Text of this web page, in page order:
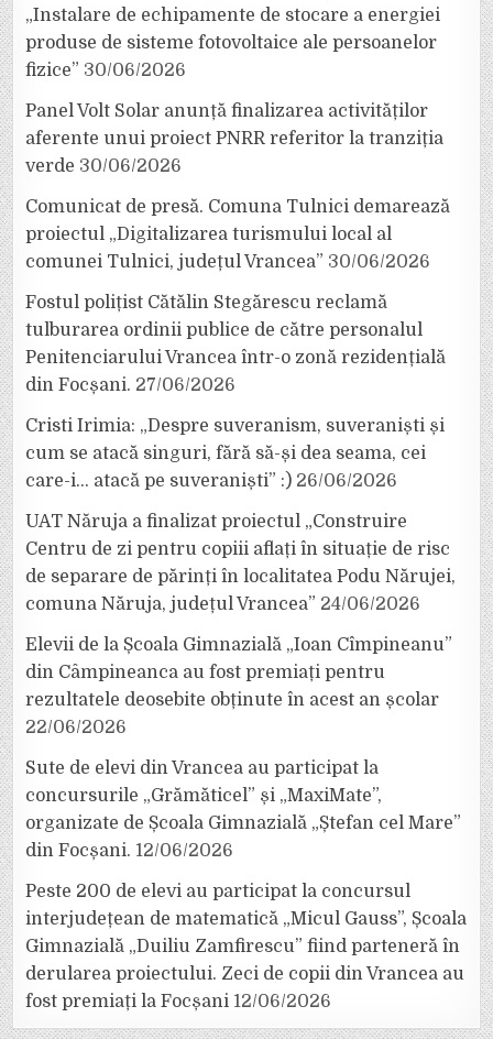
„Instalare de echipamente de stocare a energiei
produse de sisteme fotovoltaice ale persoanelor
fizice” 30/06/2026
Panel Volt Solar anunță finalizarea activităților
aferente unui proiect PNRR referitor la tranziția
verde 30/06/2026
Comunicat de presă. Comuna Tulnici demarează
proiectul „Digitalizarea turismului local al
comunei Tulnici, județul Vrancea” 30/06/2026
Fostul polițist Cătălin Stegărescu reclamă
tulburarea ordinii publice de către personalul
Penitenciarului Vrancea într-o zonă rezidențială
din Focșani. 27/06/2026
Cristi Irimia: „Despre suveranism, suveraniști și
cum se atacă singuri, fără să-și dea seama, cei
care-i… atacă pe suveraniști” :) 26/06/2026
UAT Năruja a finalizat proiectul „Construire
Centru de zi pentru copiii aflați în situație de risc
de separare de părinți în localitatea Podu Nărujei,
comuna Năruja, județul Vrancea” 24/06/2026
Elevii de la Școala Gimnazială „Ioan Cîmpineanu”
din Câmpineanca au fost premiați pentru
rezultatele deosebite obținute în acest an școlar
22/06/2026
Sute de elevi din Vrancea au participat la
concursurile „Grămăticel” și „MaxiMate”,
organizate de Școala Gimnazială „Ștefan cel Mare”
din Focșani. 12/06/2026
Peste 200 de elevi au participat la concursul
interjudețean de matematică „Micul Gauss”, Școala
Gimnazială „Duiliu Zamfirescu” fiind parteneră în
derularea proiectului. Zeci de copii din Vrancea au
fost premiați la Focșani 12/06/2026